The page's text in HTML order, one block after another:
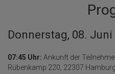
Donnerstag, 08. Juni
07:45 Uhr: Ankunft der
Rübenkamp 220, 22307 Hamburg